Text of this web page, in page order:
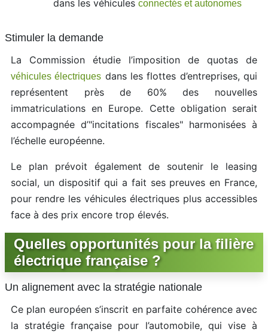
dans les véhiculesconnectés et autonomes
Stimuler la demande
La Commission étudie l’imposition de quotas de
véhicules électriques dans les flottes d’entreprises, qui
représentent près de 60% des nouvelles
immatriculations en Europe. Cette obligation serait
accompagnée d’"incitations fiscales" harmonisées à
l’échelle européenne.
Le plan prévoit également de soutenir le leasing
social, un dispositif qui a fait ses preuves en France,
pour rendre les véhicules électriques plus accessibles
face à des prix encore trop élevés.
Quelles opportunités pour la filière
électrique française ?
Un alignement avec la stratégie nationale
Ce plan européen s’inscrit en parfaite cohérence avec
la stratégie française pour l’automobile, qui vise à